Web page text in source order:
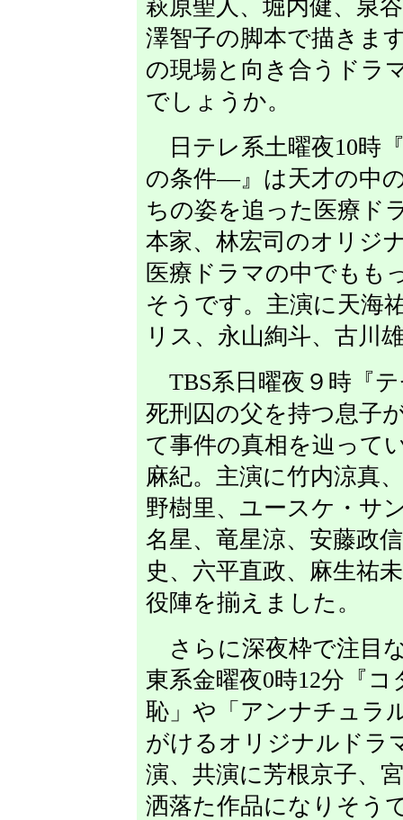
萩原聖人、堀内健、泉
澤智子の脚本で描きま
の現場と向き合うドラ
でしょうか。
日テレ系土曜夜10時
の条件―』は天才の中
ちの姿を追った医療ド
本家、林宏司のオリジ
医療ドラマの中でもも
そうです。主演に天海
リス、永山絢斗、古川
TBS系日曜夜９時『
死刑囚の父を持つ息子
て事件の真相を辿って
麻紀。主演に竹内涼真
野樹里、ユースケ・サ
名星、竜星涼、安藤政
史、六平直政、麻生祐
役陣を揃えました。
さらに深夜枠で注目
東系金曜夜0時12分『
恥」や「アンナチュラ
がけるオリジナルドラ
演、共演に芳根京子、
洒落た作品になりそう